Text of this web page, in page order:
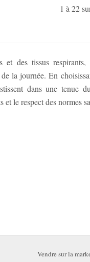
1 à 22
et le respect des normes
Vendre sur la